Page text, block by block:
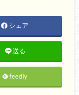
シェア
送る
feedly